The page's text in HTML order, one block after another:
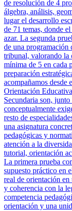
de resolución de 4
álgebra, análisis,
lugar el desarrollo
de 71 temas, donde
azar. La segunda
de una programación
tribunal, valorando la
mínima de 5 en cada
preparación
acompañamos desde
Orientación Educativa
Secundaria son,
conceptualmente
resto de
una asignatura
pedagógicas y
atención a la
tutorial, orientación
La primera prueba
supuesto práctico en
real de orientación
y coherencia con la
competencia
orientación y una